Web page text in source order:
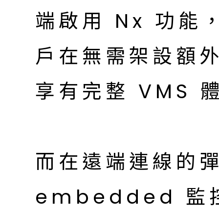
端啟用 Nx 功能
戶在無需架設額
享有完整 VMS
而在遠端連線的
embedded 監